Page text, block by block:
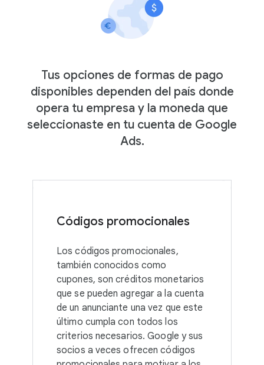
Tus opciones de formas de pago
disponibles dependen del país donde
opera tu empresa y la moneda que
seleccionaste en tu cuenta de Google
Ads.
Códigos promocionales
Los códigos promocionales,
también conocidos como
cupones, son créditos monetarios
que se pueden agregar a la cuenta
de un anunciante una vez que este
último cumpla con todos los
criterios necesarios. Google y sus
socios a veces ofrecen códigos